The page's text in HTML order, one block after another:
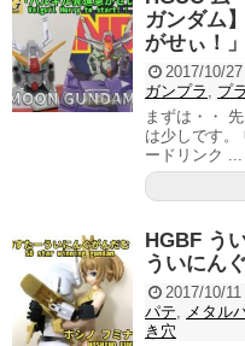
ガンダム
がせぃ！」
2017/10/27
ガンプラ , プ
まずは・・
は少しです。
ードリンク ...
HGBF う
ういにん
2017/10/11
パテ, メタル
き穴